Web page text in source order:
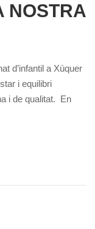
NOSTRA
d’infantil a Xúquer
i equilibri
i de qualitat. En